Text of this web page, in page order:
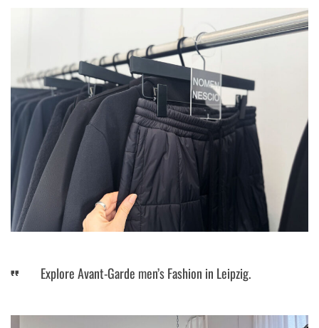
Explore Avant-Garde men’s Fashion in Leipzig.